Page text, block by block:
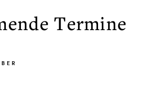
Termine